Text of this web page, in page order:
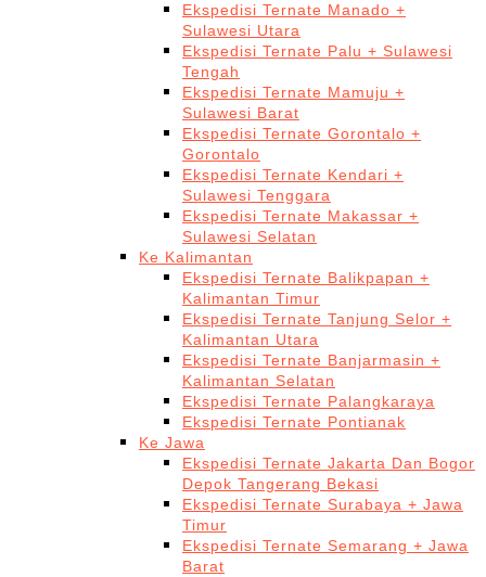
Ekspedisi Ternate Manado +
Sulawesi Utara
Ekspedisi Ternate Palu + Sulawesi
Tengah
Ekspedisi Ternate Mamuju +
Sulawesi Barat
Ekspedisi Ternate Gorontalo +
Gorontalo
Ekspedisi Ternate Kendari +
Sulawesi Tenggara
Ekspedisi Ternate Makassar +
Sulawesi Selatan
Ke Kalimantan
Ekspedisi Ternate Balikpapan +
Kalimantan Timur
Ekspedisi Ternate Tanjung Selor +
Kalimantan Utara
Ekspedisi Ternate Banjarmasin +
Kalimantan Selatan
Ekspedisi Ternate Palangkaraya
Ekspedisi Ternate Pontianak
Ke Jawa
Ekspedisi Ternate Jakarta Dan Bogor
Depok Tangerang Bekasi
Ekspedisi Ternate Surabaya + Jawa
Timur
Ekspedisi Ternate Semarang + Jawa
Barat